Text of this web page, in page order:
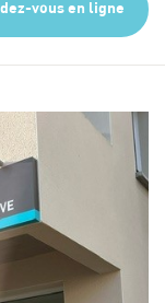
vous en ligne